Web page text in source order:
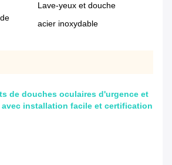
Lave-yeux et douche
acier inoxydable
de douches oculaires d'urgence et
installation facile et certification